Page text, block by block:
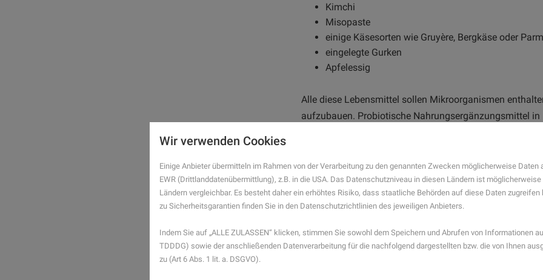
Kimchi
Misopaste
einige Käsesorten wie Gruyère, Bergkäse oder
eingelegte Gurken
Apfelessig
Alle diese Lebensmittel sollen Mikroorganismen
aufzubauen. Probiotische Nahrungsergänzungsmittel
damit, dass dies die Laktoseverdauung fördert. Denn
tatsächlich verbessert werden, wenn nach der
werden, konnte bisher nicht ausreichend bewiesen
Sie haben Fragen zum Thema Probiotika?
Wir verwenden Cookies
Einige Anbieter übermitteln im Rahmen von der Verarbeitung zu den genannten Zwecken möglicherweise Daten
EWR (Drittlanddatenübermittlung), z.B. in die USA. Das Datenschutzniveau in diesen Ländern ist
Ländern vergleichbar. Es besteht daher ein erhöhtes Risiko, dass staatliche Behörden auf diese Daten
zu Sicherheitsgarantien finden Sie in den Datenschutzrichtlinien des jeweiligen Anbieters.
Indem Sie auf „ALLE ZULASSEN“ klicken, stimmen Sie sowohl dem Speichern und Abrufen von Informationen
TDDDG) sowie der anschließenden Datenverarbeitung für die nachfolgend dargestellten bzw. die von Ihnen
zu (Art 6 Abs. 1 lit. a. DSGVO).